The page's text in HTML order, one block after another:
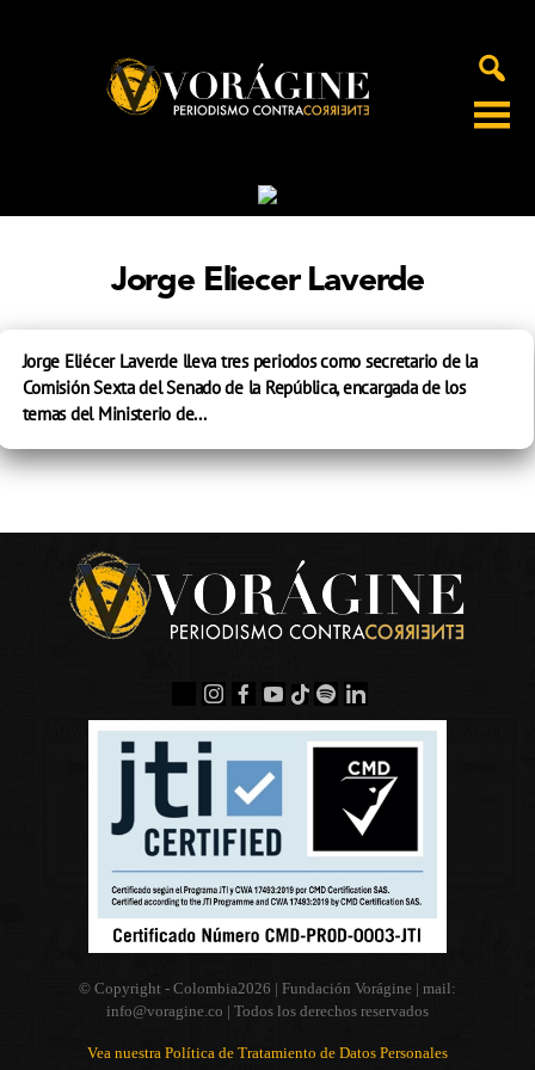
Jorge Eliecer Laverde
Jorge Eliécer Laverde lleva tres periodos como secretario de la
Comisión Sexta del Senado de la República, encargada de los
temas del Ministerio de...
© Copyright - Colombia2026 | Fundación Vorágine | mail:
info@voragine.co | Todos los derechos reservados
Vea nuestra Política de Tratamiento de Datos Personales